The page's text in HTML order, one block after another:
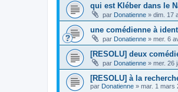
qui est Kléber dans le
par Donatienne » dim. 17
une comédienne à
par Donatienne » mer. 6
[RESOLU] deux
par Donatienne » mer. 26
[RESOLU] à la
par Donatienne » mar. 1 mars